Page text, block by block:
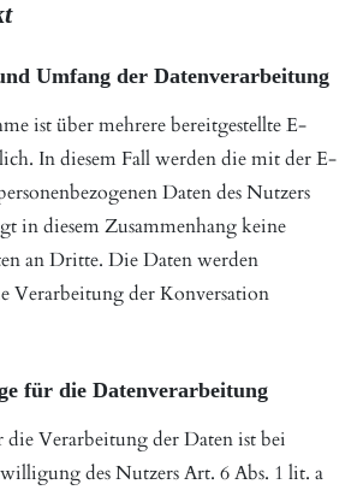
Umfang der Datenverarbeitung
ist über mehrere bereitgestellte E-
In diesem Fall werden die mit der E-
Daten des Nutzers
in diesem Zusammenhang keine
an Dritte. Die Daten werden
Verarbeitung der Konversation
für die Datenverarbeitung
die Verarbeitung der Daten ist bei
des Nutzers Art. 6 Abs. 1 lit. a